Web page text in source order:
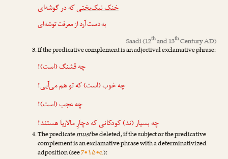
خنک نیک‌بختیکه در گوشه‌ای
به دست آرد از معرفت توشه‌ای
Saadi(12thand 13thCentury AD)
If the predicative complement is an adjectival exclamative phrase:
چه قشنگ (است)!
چه خوب (است) که تو هم می‌آیی!
چه عجب (است)!
چه بسیار (ند) کودکانی که دچارِ مالاریا هستند!
The predicatemustbe deleted, if the subject or the predicative
complement is an exclamative phrase with a determinativized
adposition (see7•۱۵•c.):